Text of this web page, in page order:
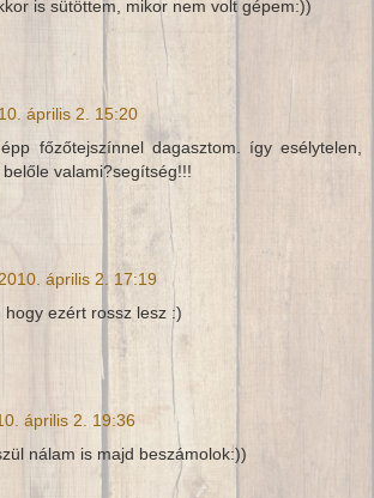
is sütöttem, mikor nem volt gépem:))
április 2. 15:20
főzőtejszínnel dagasztom. így esélytelen,
valami?segítség!!!
2010. április 2. 17:19
hogy ezért rossz lesz :)
április 2. 19:36
nálam is majd beszámolok:))